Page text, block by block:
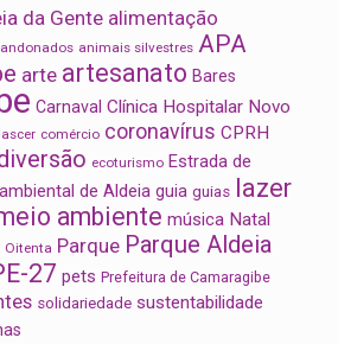
da Gente alimentação
animais silvestres APA
arte artesanato Bares
Carnaval Clínica Hospitalar Novo
comércio coronavírus CPRH
ecoturismo Estrada de
de Aldeia guia guias lazer
ambiente música Natal
Oitenta Parque Parque Aldeia
27 pets Prefeitura de Camaragibe
solidariedade sustentabilidade